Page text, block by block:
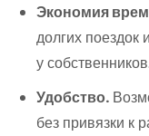
Экономия
долгих
у собственников.
Удобство.
без привязки к